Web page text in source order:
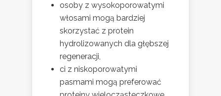
osoby z wysokoporowatymi
włosami mogą bardziej
skorzystać z protein
hydrolizowanych dla głębszej
regeneracji,
ci z niskoporowatymi
pasmami mogą preferować